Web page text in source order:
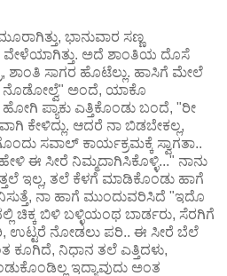
ಭಾನುವಾರ ಸಣ್ಣ
ಅದೆ ಶಾಂತಿಯ ದೊಸೆ
ಶಾಂತಿ ಸಾಗರ ಹೊಟೆಲ್ಲು. ಹಾಸಿಗೆ ಮೇಲೆ
ನೊಡೋಲ್ವೆ" ಅಂದೆ, ಯಾಕೊ
ಪ್ಯಾಕು ಎತ್ತಿಕೊಂಡು ಬಂದೆ, "ರೀ
ಕೇಳಿದ್ಲು. ಆದರೆ ನಾ ಬಿಡಬೇಕಲ್ಲ,
ಸವಾಲ್ ಕಾರ್ಯಕ್ರಮಕ್ಕೆ ಸ್ವಾಗತಾ..
ಈ ಸೀರೆ ನಿಮ್ಮದಾಗಿಸಿಕೊಳ್ಳಿ..." ನಾನು
ಇಲ್ಲ, ತಲೆ ಕೆಳಗೆ ಮಾಡಿಕೊಂಡು ಹಾಗೆ
ನಾ ಹಾಗೆ ಮುಂದುವರಿಸಿದೆ "ಇದೊ
ಚಿಕ್ಕ ಬಿಳಿ ಬಳ್ಳಿಯಂಥ ಬಾರ್ಡರು, ಸೆರಗಿಗೆ
ಉಟ್ಟರೆ ನೋಡಲು ಪರಿ.. ಈ ಸೀರೆ ಬೆಲೆ
ಕೂಗಿದೆ, ನಿಧಾನ ತಲೆ ಎತ್ತಿದಳು,
ಇದ್ಯಾವುದು ಅಂತ